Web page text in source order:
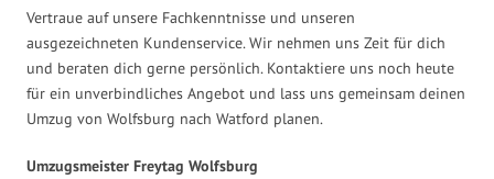
Vertraue auf unsere Fachkenntnisse und unseren
ausgezeichneten Kundenservice. Wir nehmen uns Zeit für dich
und beraten dich gerne persönlich. Kontaktiere uns noch heute
für ein unverbindliches Angebot und lass uns gemeinsam deinen
Umzug von Wolfsburg nach Watford planen.
Umzugsmeister Freytag Wolfsburg